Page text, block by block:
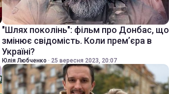
"Шлях поколінь": фільм про Донбас, що
змінює свідомість. Коли прем’єра в
Україні?
Юлія Любченко · 25 вересня 2023, 20:07